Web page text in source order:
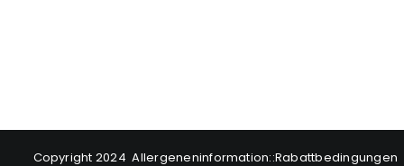
Copyright 2024 Allergeneninformation::Rabattbedingungen